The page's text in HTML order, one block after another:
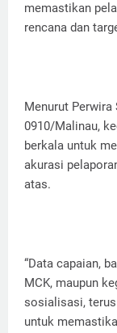
memastikan
rencana dan
Menurut
0910/Malinau,
berkala untuk
akurasi
atas.
“Data capaian,
MCK, maupun
sosialisasi,
untuk